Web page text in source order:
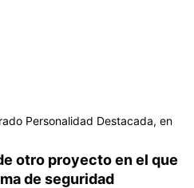
Personalidad Destacada, en
otro proyecto en el que
de seguridad